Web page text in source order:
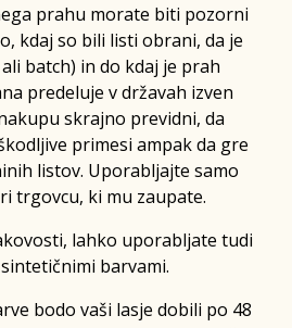
prahu morate biti pozorni
kdaj so bili listi obrani, da je
batch) in do kdaj je prah
predeluje v državah izven
skrajno previdni, da
primesi ampak da gre
listov. Uporabljajte samo
trgovcu, ki mu zaupate.
lahko uporabljate tudi
barvami.
bodo vaši lasje dobili po 48